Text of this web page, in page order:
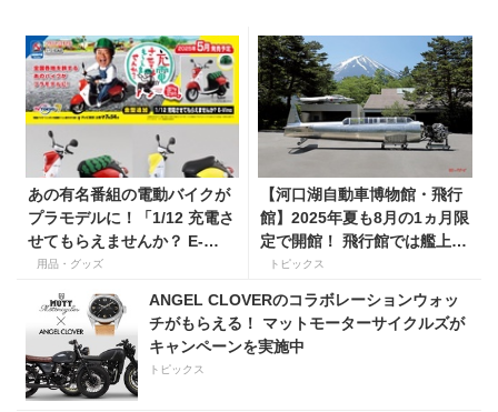
あの有名番組の電動バイクが
プラモデルに！「1/12 充電さ
せてもらえませんか？ E-
Vino]青島文化教材社から5月
用品・グッズ
【河口湖自動車博物館・飛行
館】2025年夏も8月の1ヵ月限
定で開館！ 飛行館では艦上偵
察機「彩雲」胴体復元完了で
トピックス
ANGEL CLOVERのコラボレーションウォッ
チがもらえる！ マットモーターサイクルズが
キャンペーンを実施中
トピックス